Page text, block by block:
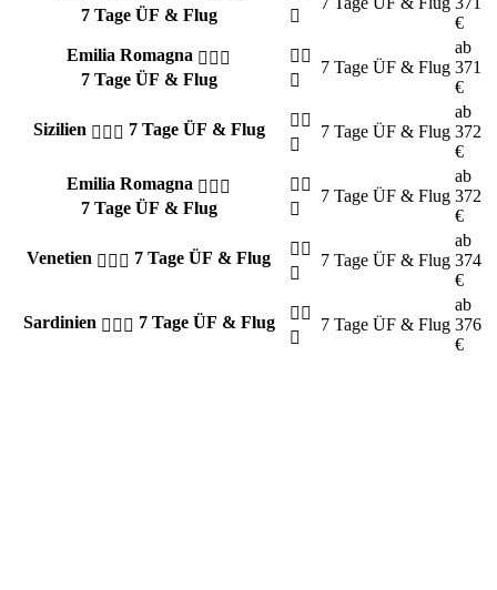
7 Tage ÜF & Flug
€
Emilia Romagna
7 Tage ÜF & Flug
7 Tage ÜF & Flug
ab
371
€
Sizilien 7 Tage ÜF & Flug 7 Tage ÜF & Flug
ab
372
€
Emilia Romagna
7 Tage ÜF & Flug
7 Tage ÜF & Flug
ab
372
€
Venetien 7 Tage ÜF & Flug 7 Tage ÜF & Flug
ab
374
€
Sardinien 7 Tage ÜF & Flug 7 Tage ÜF & Flug
ab
376
€